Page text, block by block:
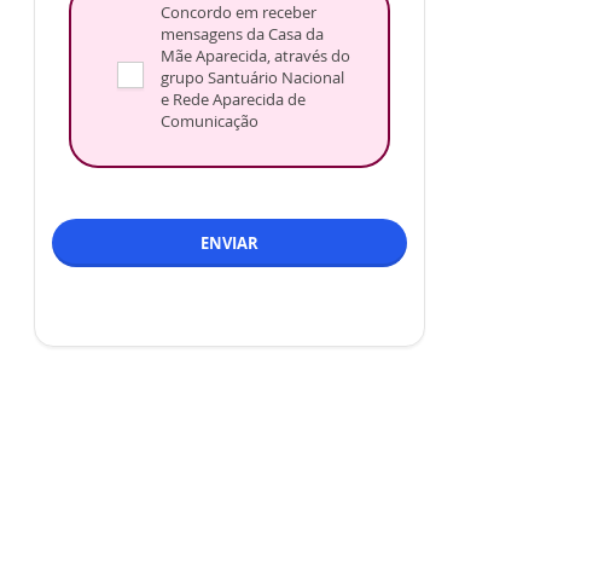
Concordo em receber
mensagens da Casa da
Mãe Aparecida, através do
grupo Santuário Nacional
e Rede Aparecida de
Comunicação
ENVIAR